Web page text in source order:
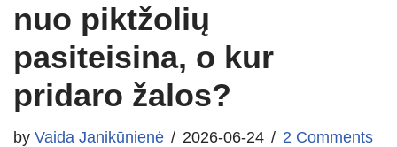
nuo piktžolių
pasiteisina, o kur
pridaro žalos?
by Vaida Janikūnienė 2026-06-24 2 Comments